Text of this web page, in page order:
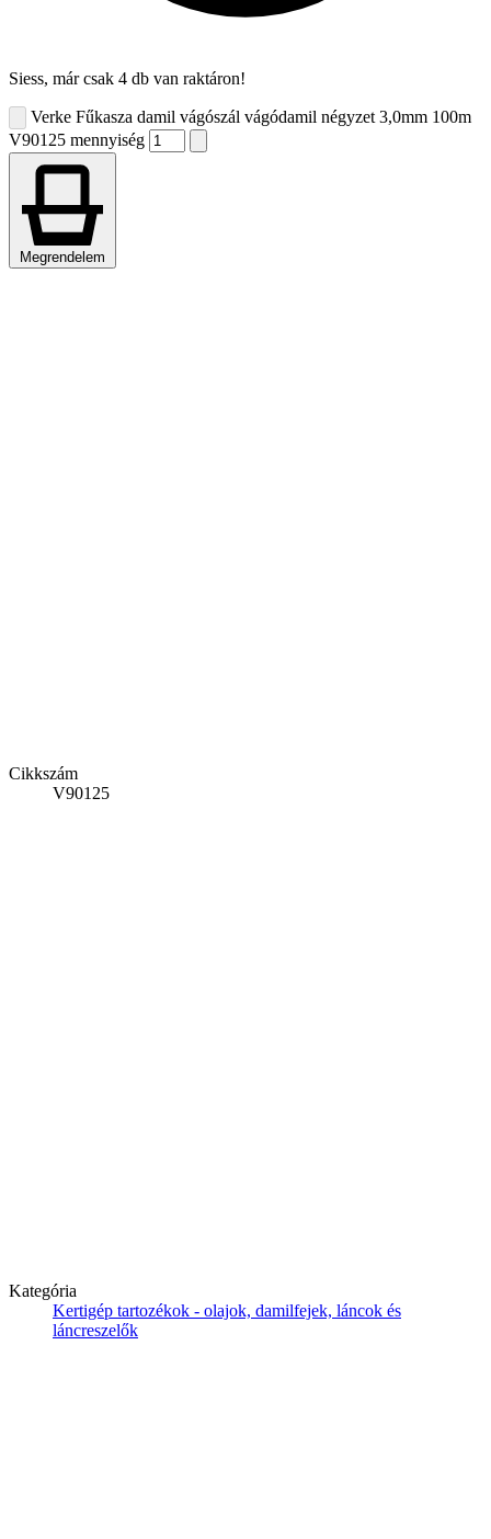
Siess, már csak 4 db van raktáron!
Verke Fűkasza damil vágószál vágódamil négyzet 3,0mm 100m
V90125 mennyiség
Megrendelem
Cikkszám
V90125
Kategória
Kertigép tartozékok - olajok, damilfejek, láncok és
láncreszelők